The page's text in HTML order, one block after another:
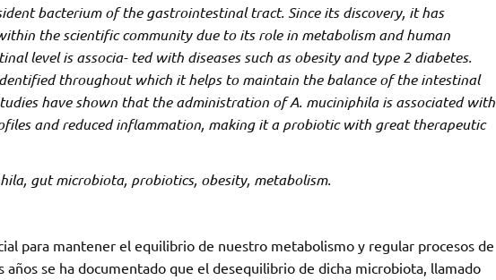
bacterium of the gastrointestinal tract. Since its discovery, it has
the scientific community due to its role in metabolism and human
level is associa- ted with diseases such as obesity and type 2 diabetes.
throughout which it helps to maintain the balance of the intestinal
have shown that the administration of A. muciniphila is associated with
and reduced inflammation, making it a probiotic with great therapeutic
gut microbiota, probiotics, obesity, metabolism.
para mantener el equilibrio de nuestro metabolismo y regular procesos de
años se ha documentado que el desequilibrio de dicha microbiota, llamado